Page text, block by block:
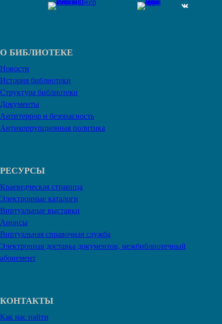
ВКонтакте
О БИБЛИОТЕКЕ
Новости
История библиотеки
Структура библиотеки
Документы
Антитеррор и безопасность
Антикоррупционная политика
РЕСУРСЫ
Краеведческая страница
Электронные каталоги
Виртуальные выставки
Анонсы
Виртуальная справочная служба
Электронная доставка документов, межбиблиотечный
абонемент
КОНТАКТЫ
Как нас найти